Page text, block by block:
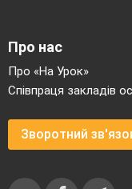
Про нас
Про «На Урок»
Співпраця закладів
Зворотний